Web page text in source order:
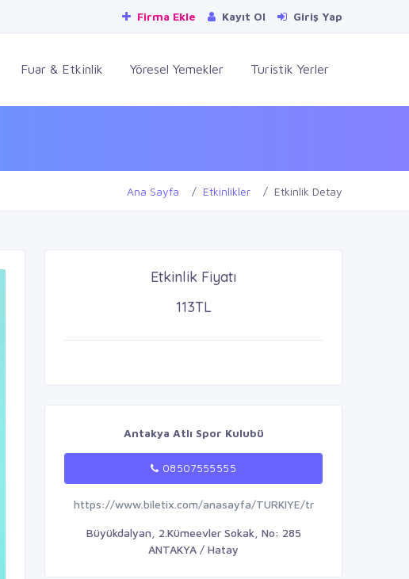
Firma Ekle Kayıt Ol Giriş Yap
Fuar & Etkinlik Yöresel Yemekler Turistik Yerler
Ana Sayfa Etkinlikler Etkinlik Detay
Etkinlik Fiyatı
113TL
Antakya Atlı Spor Kulubü
08507555555
https://www.biletix.com/anasayfa/TURKIYE/tr
Büyükdalyan, 2.Kümeevler Sokak, No: 285
ANTAKYA / Hatay